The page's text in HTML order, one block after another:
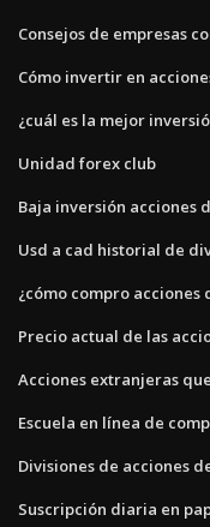
Consejos de empresas
Cómo invertir en
¿cuál es la mejor
Unidad forex club
Baja inversión acciones
Usd a cad historial de
¿cómo compro acciones
Precio actual de las
Acciones extranjeras
Escuela en línea de
Divisiones de acciones
Suscripción diaria en